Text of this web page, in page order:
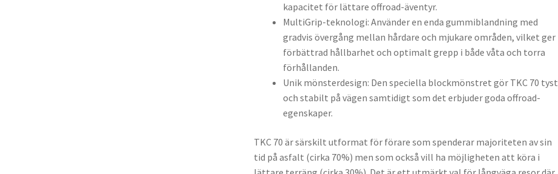
kapacitet för lättare offroad-äventyr.
MultiGrip-teknologi: Använder en enda gummiblandning med
gradvis övergång mellan hårdare och mjukare områden, vilket ger
förbättrad hållbarhet och optimalt grepp i både våta och torra
förhållanden.
Unik mönsterdesign: Den speciella blockmönstret gör TKC 70 tyst
och stabilt på vägen samtidigt som det erbjuder goda offroad-
egenskaper.
TKC 70 är särskilt utformat för förare som spenderar majoriteten av sin
tid på asfalt (cirka 70%) men som också vill ha möjligheten att köra i